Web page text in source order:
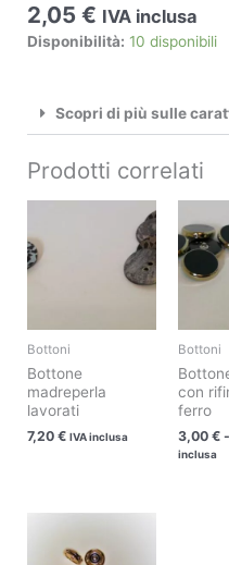
2,05 € IVA inclusa
Disponibilità: 10 disponibili
Scopri di più sulle
Prodotti correlati
Bottoni
Bottone
madreperla
lavorati
7,20 € IVA inclusa
prodotto
ha
Le
opzioni
possono
essere
Bottoni
con
ferro
3,00€ -
inclusa
prodotto